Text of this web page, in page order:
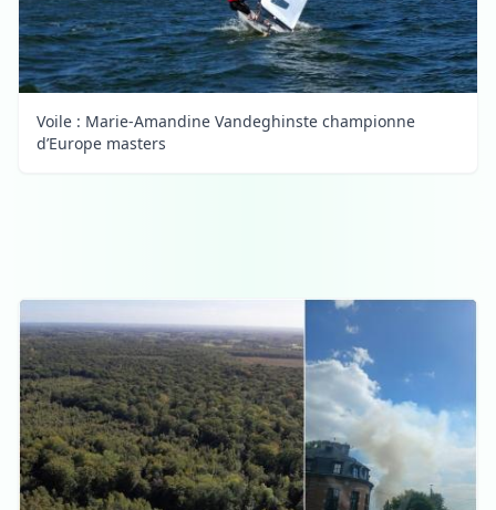
Voile : Marie-Amandine Vandeghinste championne
d’Europe masters